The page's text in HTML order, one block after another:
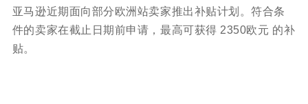
亚马逊近期面向部分欧洲站卖家推出补贴计划。符合条
件的卖家在截止日期前申请，最高可获得 2350欧元 的补
贴。